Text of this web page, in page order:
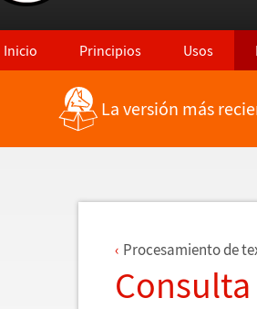
Inicio Principios Usos
Regresar a Características más recientes
La versión más
Procesamiento de